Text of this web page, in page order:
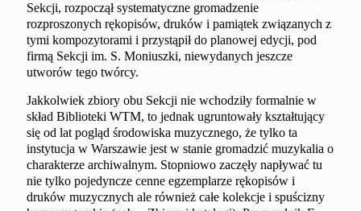
Sekcji, rozpoczął systematyczne gromadzenie
rozproszonych rękopisów, druków i pamiątek związanych z
tymi kompozytorami i przystąpił do planowej edycji, pod
firmą Sekcji im. S. Moniuszki, niewydanych jeszcze
utworów tego twórcy.
Jakkolwiek zbiory obu Sekcji nie wchodziły formalnie w
skład Biblioteki WTM, to jednak ugruntowały kształtujący
się od lat pogląd środowiska muzycznego, że tylko ta
instytucja w Warszawie jest w stanie gromadzić muzykalia o
charakterze archiwalnym. Stopniowo zaczęły napływać tu
nie tylko pojedyncze cenne egzemplarze rękopisów i
druków muzycznych ale również całe kolekcje i spuścizny